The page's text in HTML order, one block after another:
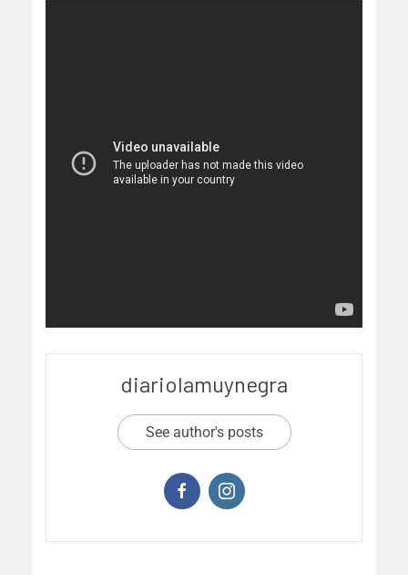
diariolamuynegra
See author's posts